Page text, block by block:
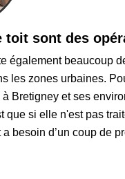
sont des
également beaucoup
les zones urbaines.
Bretigney et ses
si elle n'est pas
besoin d’un coup de